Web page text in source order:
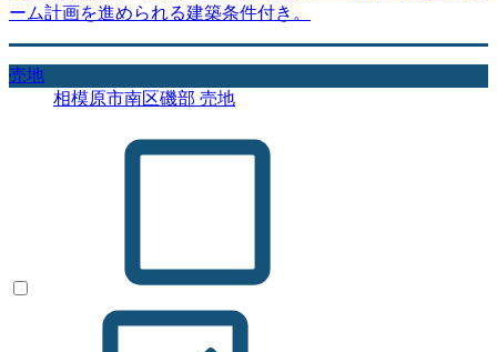
ーム計画を進められる建築条件付き。
売地
相模原市南区磯部 売地